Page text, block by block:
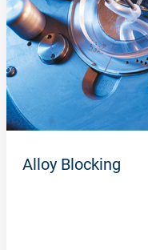
Alloy Blocking